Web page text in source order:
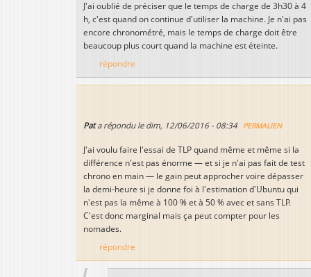
J'ai oublié de préciser que le temps de charge de 3h30 à 4
h, c'est quand on continue d'utiliser la machine. Je n'ai pas
encore chronométré, mais le temps de charge doit être
beaucoup plus court quand la machine est éteinte.
répondre
Pata répondu le dim, 12/06/2016 - 08:34 PERMALIEN
J'ai voulu faire l'essai de TLP quand même et même si la
différence n'est pas énorme — et si je n'ai pas fait de test
chrono en main — le gain peut approcher voire dépasser
la demi-heure si je donne foi à l'estimation d'Ubuntu qui
n'est pas la même à 100 % et à 50 % avec et sans TLP.
C'est donc marginal mais ça peut compter pour les
nomades.
répondre